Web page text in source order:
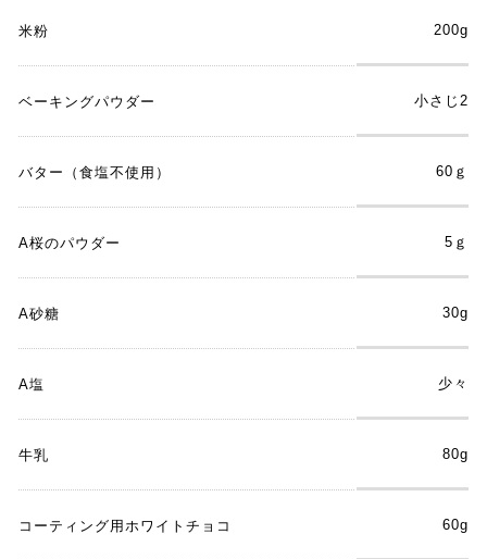
米粉 200g
ベーキングパウダー 小さじ2
バター（食塩不使用） 60ｇ
A桜のパウダー 5ｇ
A砂糖 30g
A塩 少々
牛乳 80g
コーティング用ホワイトチョコ 60g